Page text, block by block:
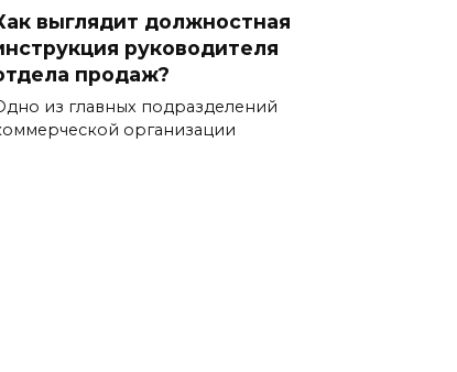
выглядит должностная
руководителя
продаж?
из главных подразделений
организации